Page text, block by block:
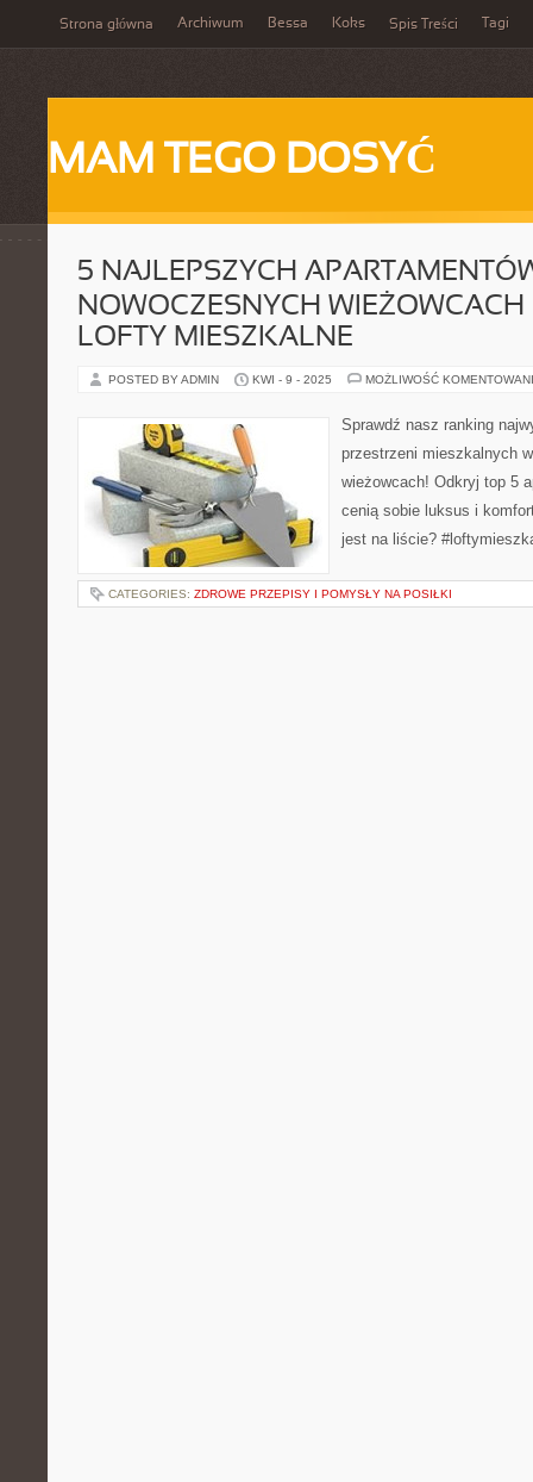
Strona główna Archiwum Bessa Koks Spis Treści Tagi
MAM TEGO DOSYĆ
5 NAJLEPSZYCH
NOWOCZESNYCH WIEŻOWCACH
LOFTY MIESZKALNE
POSTED BY ADMIN KWI - 9 - 2025 MOŻLIWOŚĆ
Sprawdź nasz ranking
przestrzeni mieszkalnych
wieżowcach! Odkryj top 5
cenią sobie luksus i
jest na liście?
CATEGORIES: ZDROWE PRZEPISY I POMYSŁY NA POSIŁKI